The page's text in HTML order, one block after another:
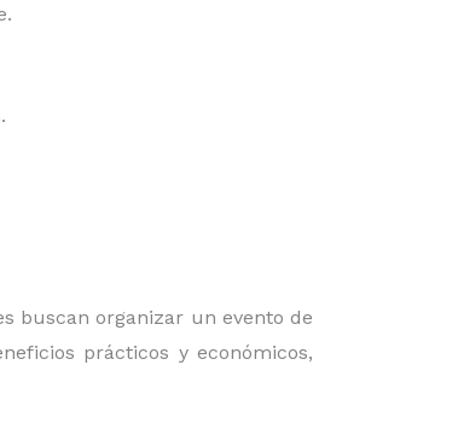
buscan organizar un evento de
prácticos y económicos,